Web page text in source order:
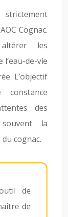
Cognac.
les
de-vie
L’objectif
constance
des
la
cognac.
de
de